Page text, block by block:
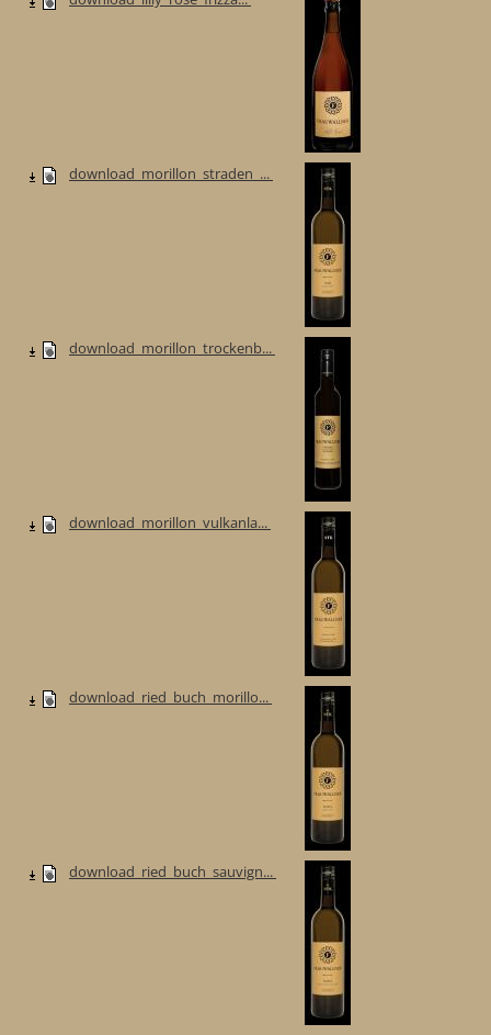
download_morillon_straden_...
download_morillon_trockenb...
download_morillon_vulkanla...
download_ried_buch_morillo...
download_ried_buch_sauvign...